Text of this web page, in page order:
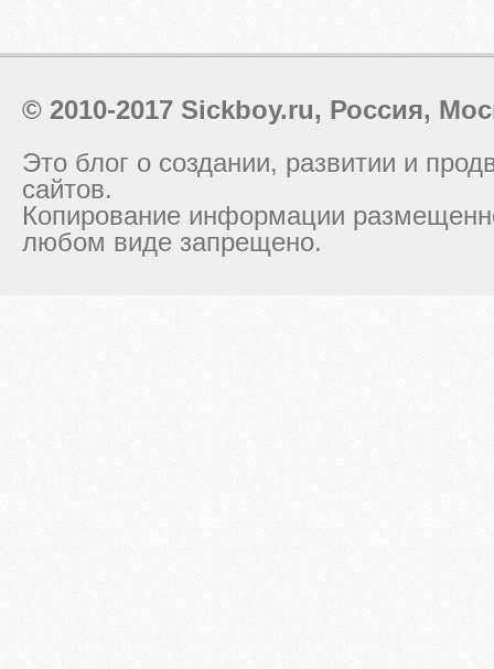
© 2010-2017 Sickboy.ru, Россия,
Это блог о создании, развитии и
сайтов.
Копирование информации
любом виде запрещено.